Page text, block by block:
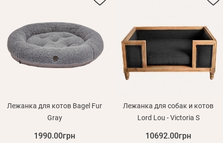
Лежанка для котов Bagel Fur
Gray
1990.00грн
Лежанка для собак и котов
Lord Lou - Victoria S
10692.00грн
или с помощью
Зарегистрироваться